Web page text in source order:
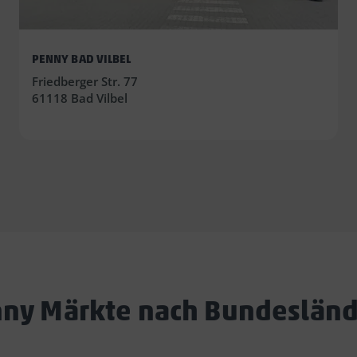
PENNY BAD VILBEL
Friedberger Str. 77
61118 Bad Vilbel
Märkte nach